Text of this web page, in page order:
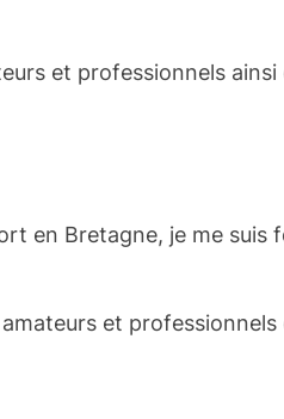
et professionnels
en Bretagne, je me
et